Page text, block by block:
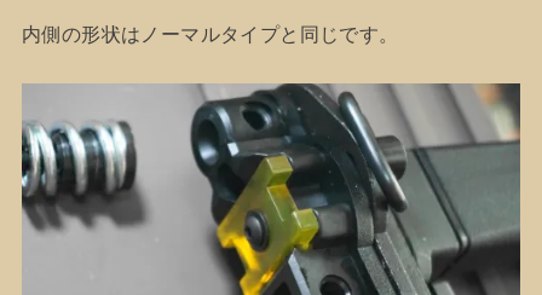
内側の形状はノーマルタイプと同じです。